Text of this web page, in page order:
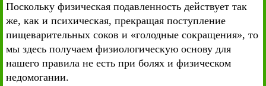
Поскольку физическая подавленность действует так
же, как и психическая, прекращая поступление
пищеварительных соков и «голодные сокращения», то
мы здесь получаем физиологическую основу для
нашего правила не есть при болях и физическом
недомогании.